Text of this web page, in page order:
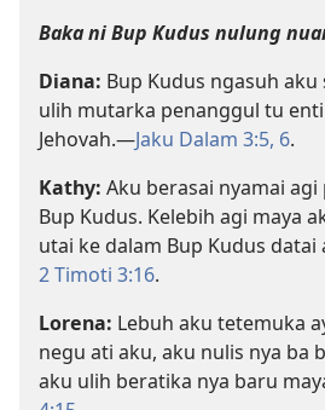
Baka ni Bup Kudus nulung
Diana: Bup Kudus ngasuh aku
ulih mutarka penanggul tu
Jehovah.—Jaku Dalam 3:5, 6.
Kathy: Aku berasai nyamai
Bup Kudus. Kelebih agi maya
utai ke dalam Bup Kudus
2 Timoti 3:16.
Lorena: Lebuh aku tetemuka
negu ati aku, aku nulis nya ba
aku ulih beratika nya baru